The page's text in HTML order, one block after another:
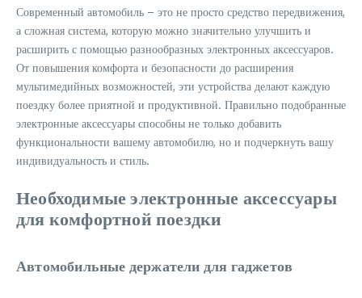
Современный автомобиль – это не просто средство передвижения,
а сложная система, которую можно значительно улучшить и
расширить с помощью разнообразных электронных аксессуаров.
От повышения комфорта и безопасности до расширения
мультимедийных возможностей, эти устройства делают каждую
поездку более приятной и продуктивной. Правильно подобранные
электронные аксессуары способны не только добавить
функциональности вашему автомобилю, но и подчеркнуть вашу
индивидуальность и стиль.
Необходимые электронные аксессуары
для комфортной поездки
Автомобильные держатели для гаджетов